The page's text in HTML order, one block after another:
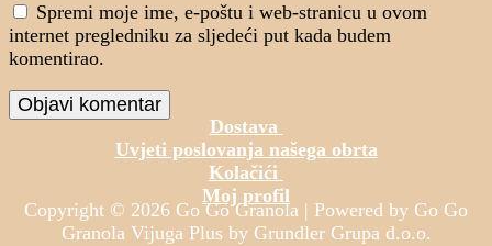
Spremi moje ime, e-poštu i web-stranicu u ovom
internet pregledniku za sljedeći put kada budem
komentirao.
Dostava
Uvjeti poslovanja našega obrta
Kolačići
Moj profil
Copyright © 2026 Go Go Granola | Powered by Go Go
Granola Vijuga Plus by Grundler Grupa d.o.o.